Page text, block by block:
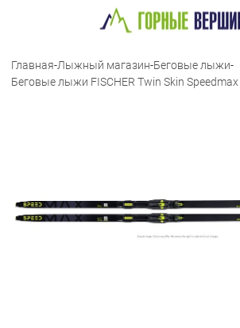
Главная-Лыжный магазин-Беговые лыжи-
Беговые лыжи FISCHER Twin Skin